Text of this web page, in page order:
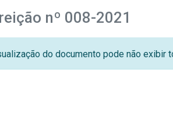
nº 008-2021
do documento pode não exibir